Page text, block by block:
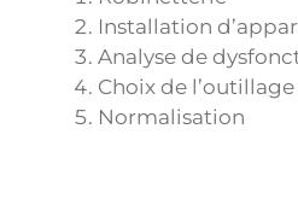
Installation
Analyse de
Choix de
Normalisation